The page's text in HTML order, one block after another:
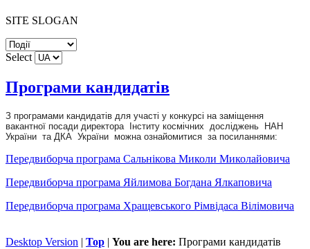
SITE SLOGAN
Select
Програми кандидатів
З програмами кандидатів для участі у конкурсі на заміщення
вакантної посади директора Інститу космічних досліджень НАН
України та ДКА України можна ознайомитися за посиланнями:
Передвиборча програма Сальнікова Миколи Миколайовича
Передвиборча програма Яйлимова Богдана Ялкаповича
Передвиборча програма Хращевського Рімвідаса Вілімовича
Desktop Version | Top | You are here: Програми кандидатів